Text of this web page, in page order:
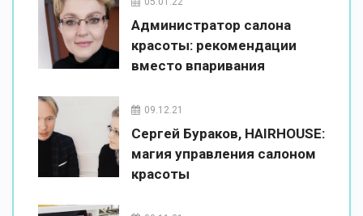
Администратор салона
красоты: рекомендации
вместо впаривания
09.12.21
Сергей Бураков, HAIRHOUSE:
магия управления салоном
красоты